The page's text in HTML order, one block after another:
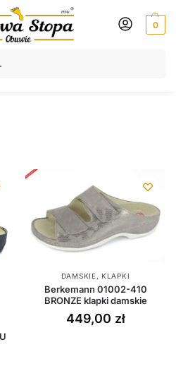
0
(na obuwie poza promocją)
DAMSKIE,KLAPKI
Berkemann 01002-410
BRONZE klapki damskie
449,00 zł